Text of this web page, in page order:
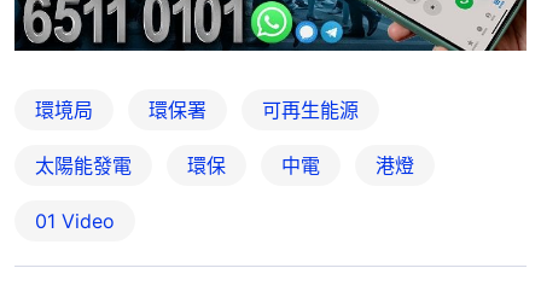
環境局 環保署 可再生能源
太陽能發電 環保 中電 港燈
01 Video